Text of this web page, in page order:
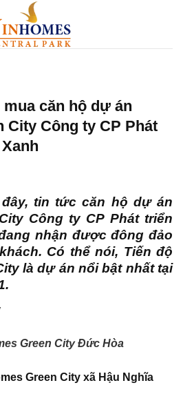
căn hộ dự án
City Công ty CP Phát
tin tức căn hộ dự án
Công ty CP Phát triển
nhận được đông đảo
Có thể nói, Tiến độ
là dự án nổi bật nhất tại
Green City Đức Hòa
Green City xã Hậu Nghĩa